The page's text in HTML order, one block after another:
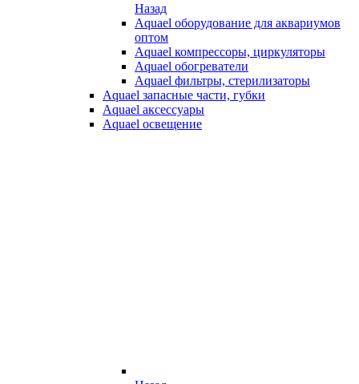
Назад
Aquael оборудование для аквариумов
оптом
Aquael компрессоры, циркуляторы
Aquael обогреватели
Aquael фильтры, стерилизаторы
Aquael запасные части, губки
Aquael аксессуары
Aquael освещение